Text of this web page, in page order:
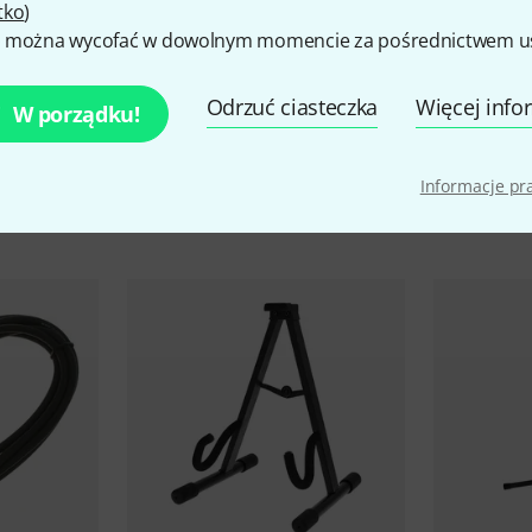
)
można wycofać w dowolnym momencie za pośrednictwem
W porządku! Odrzuć ciasteczka Więcej
Informacje
Footswitch connection Yes
Weight in kg 15,4 kg
Akcesoria i pasujące